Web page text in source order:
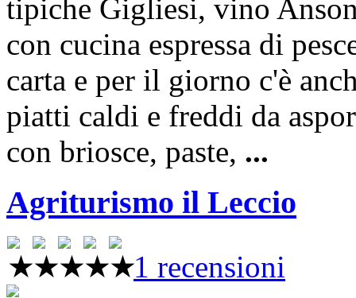
tipiche Gigliesi, vino
con cucina espressa di
carta e per il giorno c'è
piatti caldi e freddi da
con briosce, paste, ...
Agriturismo il Leccio
1 recensioni